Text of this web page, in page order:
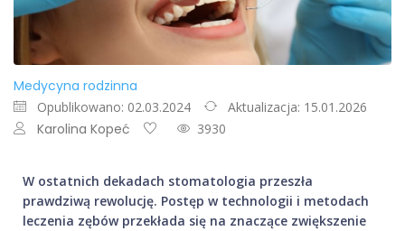
Medycyna rodzinna
Opublikowano: 02.03.2024 Aktualizacja: 15.01.2026
Karolina Kopeć 3930
W ostatnich dekadach stomatologia przeszła
prawdziwą rewolucję. Postęp w technologii i metodach
leczenia zębów przekłada się na znaczące zwiększenie